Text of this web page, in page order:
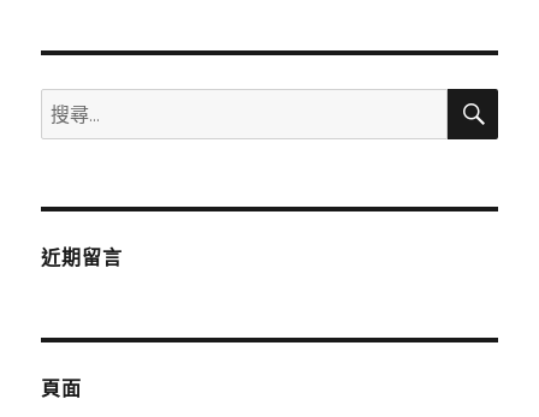
搜
尋
鍵
搜
近期留言
頁面